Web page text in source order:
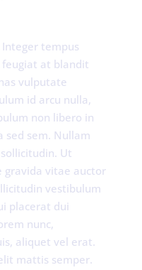
tempus
feugiat at blandit
vulputate
id arcu nulla,
non libero in
sed sem. Nullam
Ut
gravida vitae auctor
vestibulum
placerat dui
nunc,
aliquet vel erat.
mattis semper.